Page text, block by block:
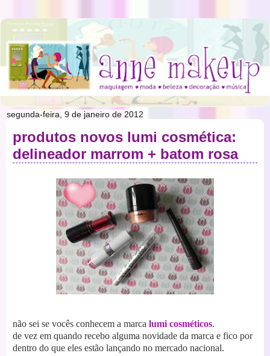
segunda-feira, 9 de janeiro de 2012
produtos novos lumi cosmética:
delineador marrom + batom rosa
não sei se vocês conhecem a marca lumi cosméticos.
de vez em quando recebo alguma novidade da marca e fico por
dentro do que eles estão lançando no mercado nacional.